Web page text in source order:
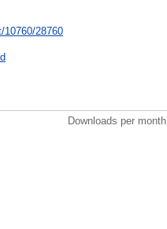
10760/28760
Downloads per